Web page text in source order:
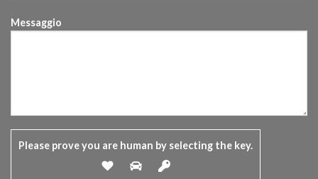
Messaggio
Please prove you are human by selecting the key.